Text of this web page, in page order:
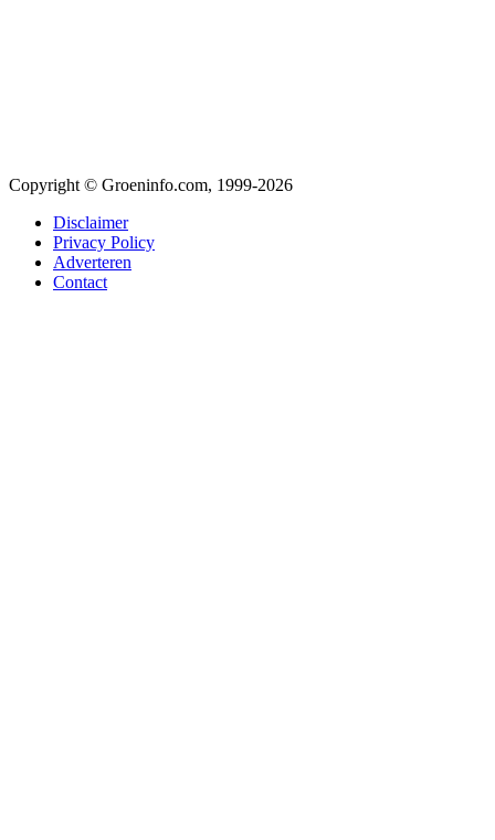
Copyright © Groeninfo.com, 1999-2026
Disclaimer
Privacy Policy
Adverteren
Contact